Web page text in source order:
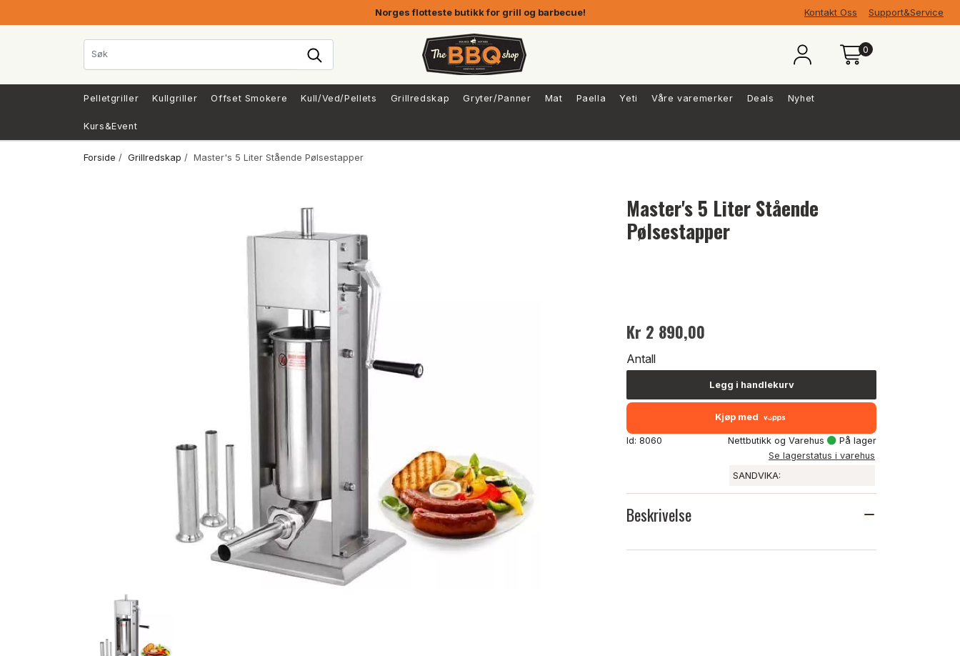
Norges flotteste butikk for grill og barbecue! Kontakt Oss Support&Service
0
Pelletgriller Kullgriller Offset Smokere Kull/Ved/Pellets Grillredskap Gryter/Panner Mat Paella Yeti Våre varemerker Deals Nyhet
Kurs&Event
Forside / Grillredskap / Master's 5 Liter Stående Pølsestapper
Master's 5 Liter Stående
Pølsestapper
Kr 2 890,00
Antall
Legg i handlekurv
Kjøp med
Id: 8060 Nettbutikk og Varehus
På lager
Se lagerstatus i varehus
SANDVIKA:
Beskrivelse